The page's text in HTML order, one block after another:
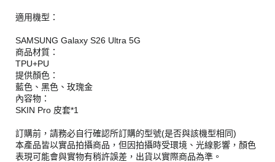
適用機型：
SAMSUNG Galaxy S26 Ultra 5G
商品材質：
TPU+PU
提供顏色：
藍色、黑色、玫瑰金
內容物：
SKIN Pro 皮套*1
訂購前，請務必自行確認所訂購的型號(是否與該機型相同)
本產品皆以實品拍攝商品，但因拍攝時受環境、光線影響，顏色
表現可能會與實物有稍許誤差，出貨以實際商品為準。